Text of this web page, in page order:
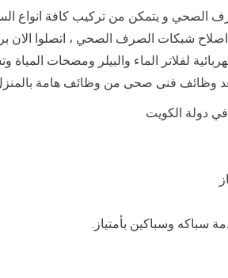
اصلاح شبكات الصرف الصحي ، اتصلوا
لفلاتر الماء والبيلر ومضخات
وظائف فنى صحى من وظائف هامة بالمنزل
دولة الكويت
سباكه وسباكين بأمتياز.